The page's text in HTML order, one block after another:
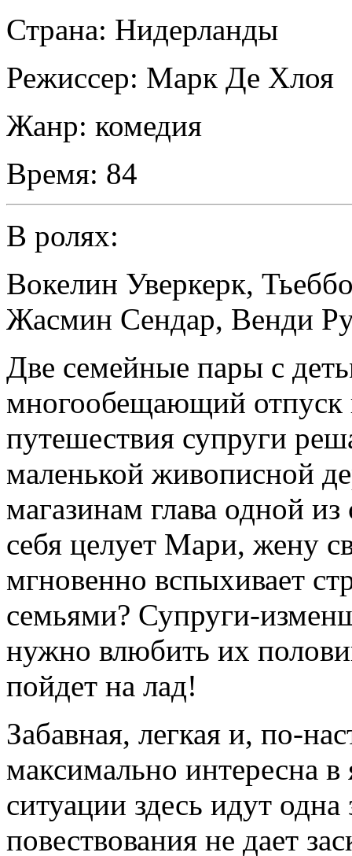
Страна: Нидерланды
Режиссер: Марк Де Хлоя
Жанр: комедия
Время: 84
В ролях:
Вокелин Уверкерк,
Жасмин Сендар, Венди
Две семейные пары с
многообещающий
путешествия супруги
маленькой живописной
магазинам глава одной
себя целует Мари, жену
мгновенно вспыхивает
семьями? Супруги-
нужно влюбить их
пойдет на лад!
Забавная, легкая и, по-
максимально интересна
ситуации здесь идут
повествования не дает